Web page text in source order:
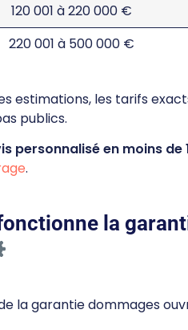
120 001 à 220 000 €
220 001 à 500 000 €
estimations, les tarifs
publics.
personnalisé en moins de
.
la
la garantie dommages